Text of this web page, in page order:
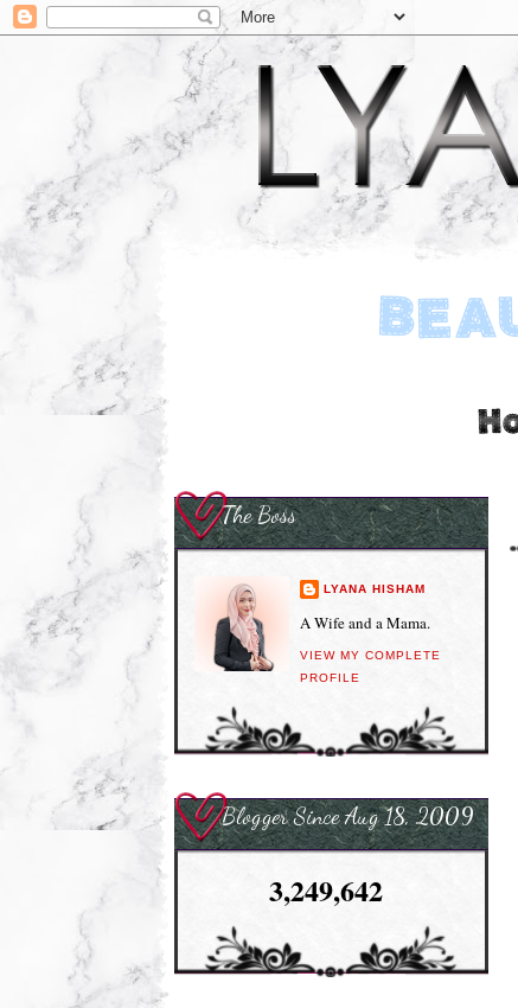
The Boss
LYANA HISHAM
A Wife and a Mama.
VIEW MY COMPLETE
PROFILE
Blogger Since Aug 18, 2009
3,249,642